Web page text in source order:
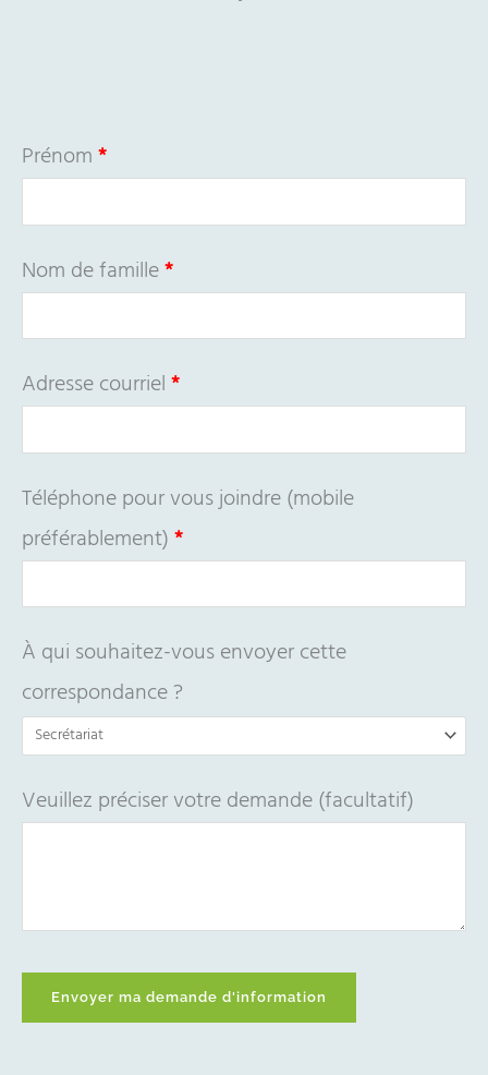
Prénom*
Nom de famille*
Adresse courriel*
Téléphone pour vous joindre (mobile
préférablement)*
À qui souhaitez-vous envoyer cette
correspondance ?
Veuillez préciser votre demande (facultatif)